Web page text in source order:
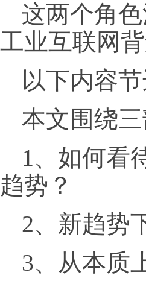
这两个角
工业互联网
以下内容
本文围绕
1、如何看
趋势？
2、新趋势
3、从本质